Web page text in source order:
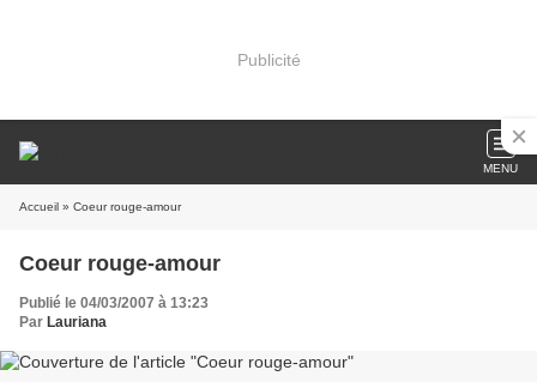
Publicité
MENU
Accueil » Coeur rouge-amour
Coeur rouge-amour
Publié le 04/03/2007 à 13:23
Par Lauriana